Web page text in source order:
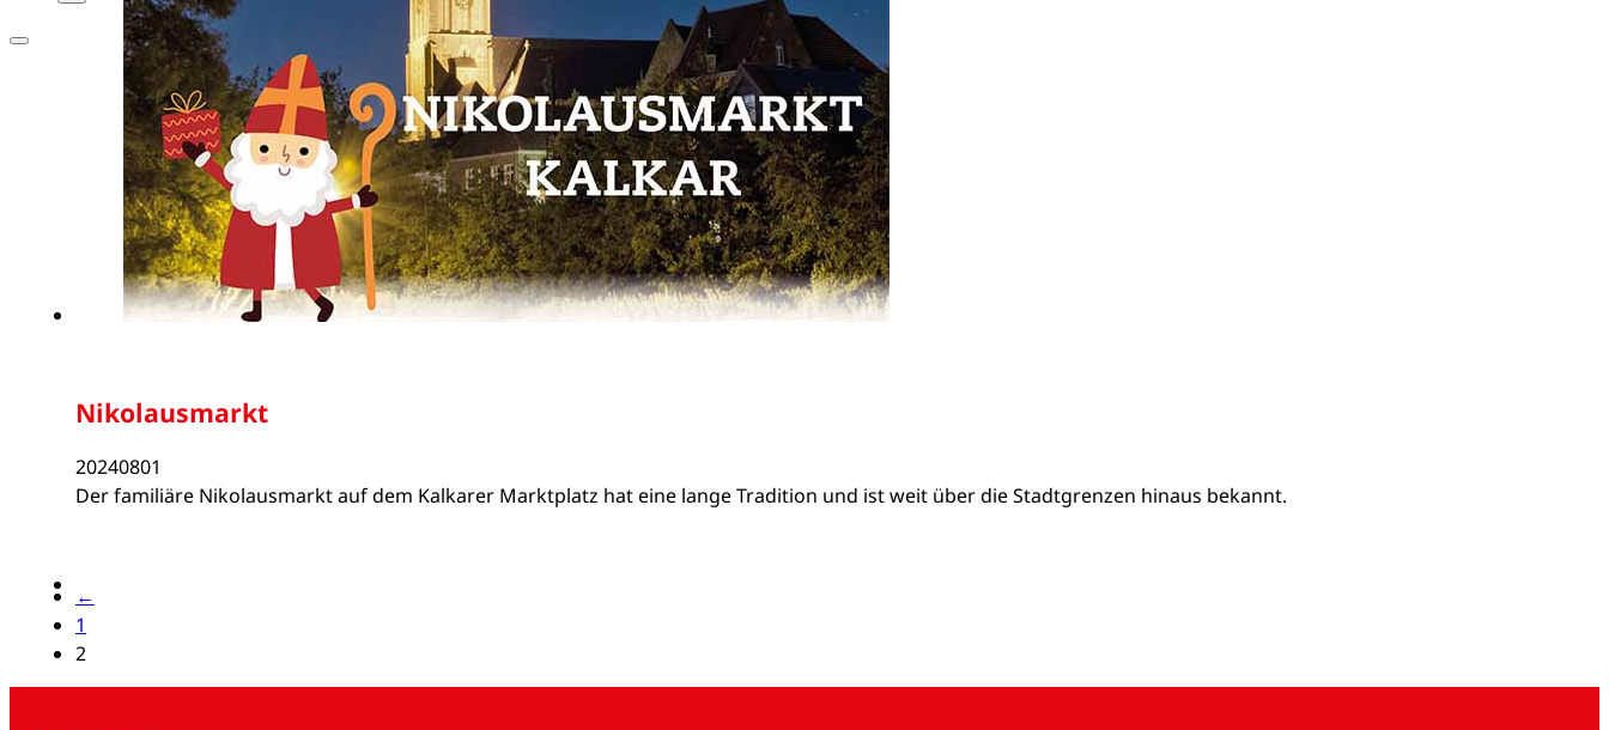
Nikolausmarkt
20240801
Der familiäre Nikolausmarkt auf dem Kalkarer Marktplatz hat eine lange Tradition und ist weit über die Stadtgrenzen hinaus bekannt.
←
1
2